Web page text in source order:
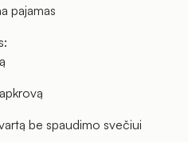
pajamas
be spaudimo svečiui